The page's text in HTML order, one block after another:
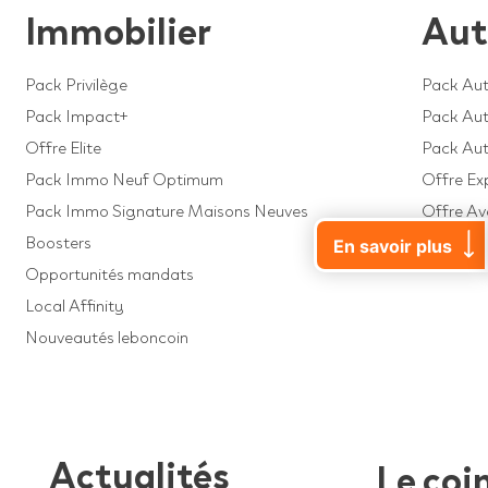
Immobilier
Pack Privilège
Pack Impact+
Offre Elite
Pack Immo Neuf Optimum
Pack Immo Signature Maisons Neuves
Boosters
Opportunités mandats
Local Affinity
Nouveautés leboncoin
Pack
Pack
Pack
Offre
Offre
Offre
Actualités
Le
En savoir plus